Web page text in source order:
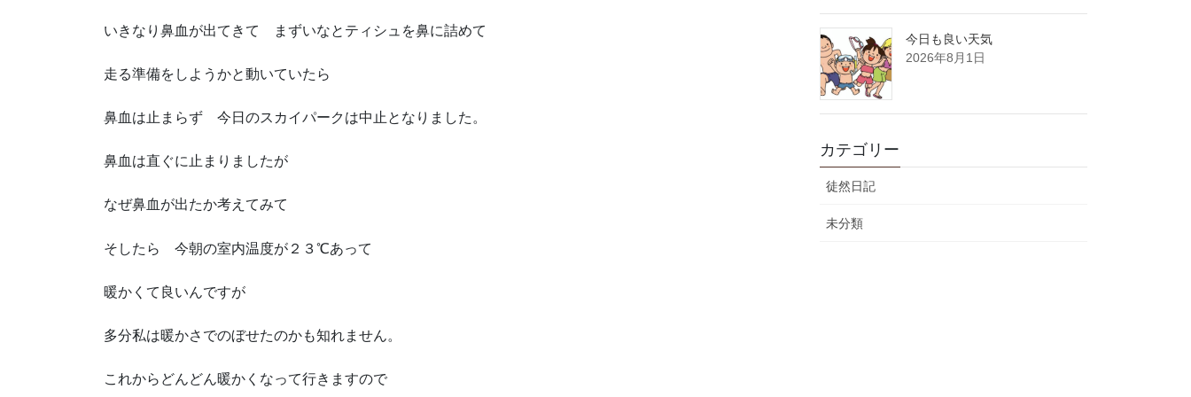
いきなり鼻血が出てきて まずいなとティシュを鼻に詰めて
走る準備をしようかと動いていたら
鼻血は止まらず 今日のスカイパークは中止となりました。
鼻血は直ぐに止まりましたが
なぜ鼻血が出たか考えてみて
そしたら 今朝の室内温度が２３℃あって
暖かくて良いんですが
多分私は暖かさでのぼせたのかも知れません。
これからどんどん暖かくなって行きますので
今日も良い天気
2026年8月1日
カテゴリー
徒然日記
未分類